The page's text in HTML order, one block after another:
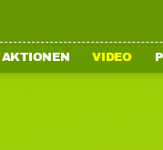
AKTIONEN VIDEO